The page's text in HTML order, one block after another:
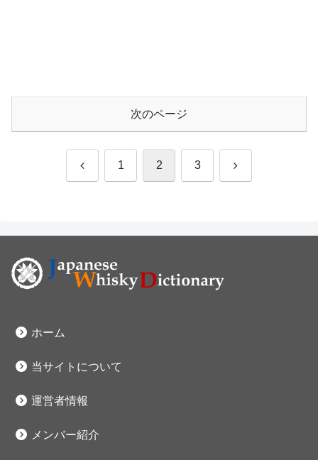
次のページ
前 1 2 3 次
ホーム
当サイトについて
運営者情報
メンバー紹介